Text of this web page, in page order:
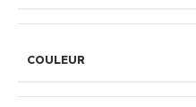
COULEUR